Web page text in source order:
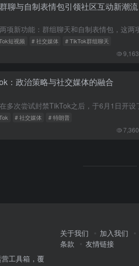
聊与自制表情包引领社区互动新潮流
短视频 # 社交媒体 # TikTok群组聊天
9,163
：政治策略与社交媒体的融合
# 社交媒体 # 特朗普
7,360
工具箱，覆
关于我们 加入我们
条款
友情链接